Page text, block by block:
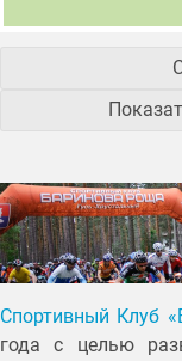
Спортивный Клуб
года с целью